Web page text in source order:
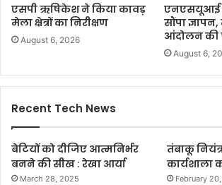
एसपी ऋषिकेश ने किया कावड़
मेला क्षेत्रों का निरीक्षण
August 6, 2026
एनएसयूआई
सौंपा
आंदोलन की
August 6,
Recent Tech News
बेटियों को दीजिए आत्मनिर्भर
बनने की सीख : रेखा आर्या
March 28, 2025
तंबाकू
कार्यशाला
February